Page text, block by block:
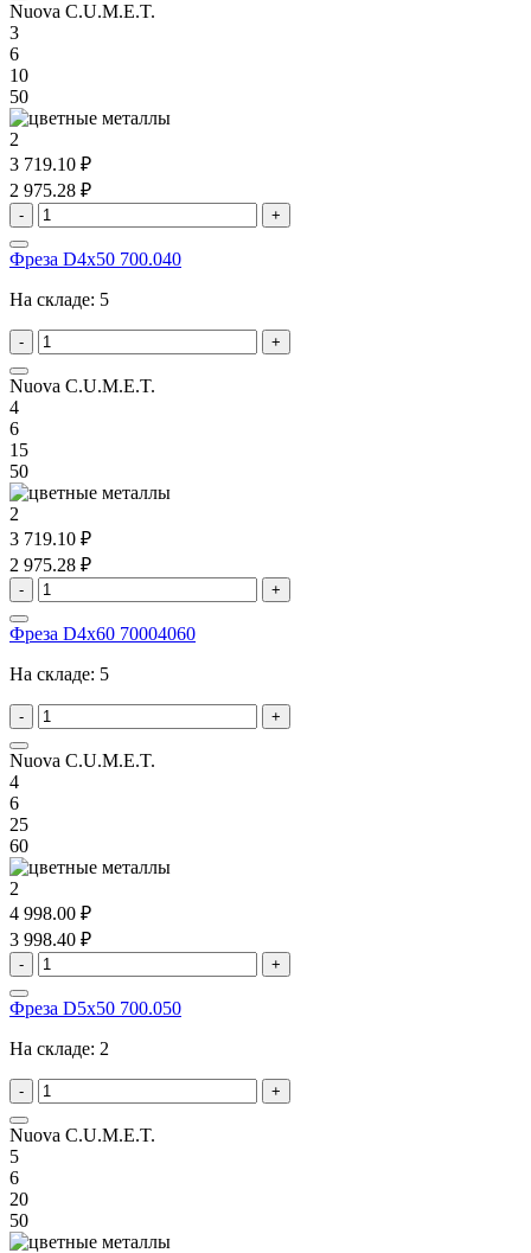
Nuova C.U.M.E.T.
3
6
10
50
2
3 719.10 ₽
2 975.28 ₽
- +
Фреза D4x50 700.040
На складе: 5
- +
Nuova C.U.M.E.T.
4
6
15
50
2
3 719.10 ₽
2 975.28 ₽
- +
Фреза D4x60 70004060
На складе: 5
- +
Nuova C.U.M.E.T.
4
6
25
60
2
4 998.00 ₽
3 998.40 ₽
- +
Фреза D5x50 700.050
На складе: 2
- +
Nuova C.U.M.E.T.
5
6
20
50